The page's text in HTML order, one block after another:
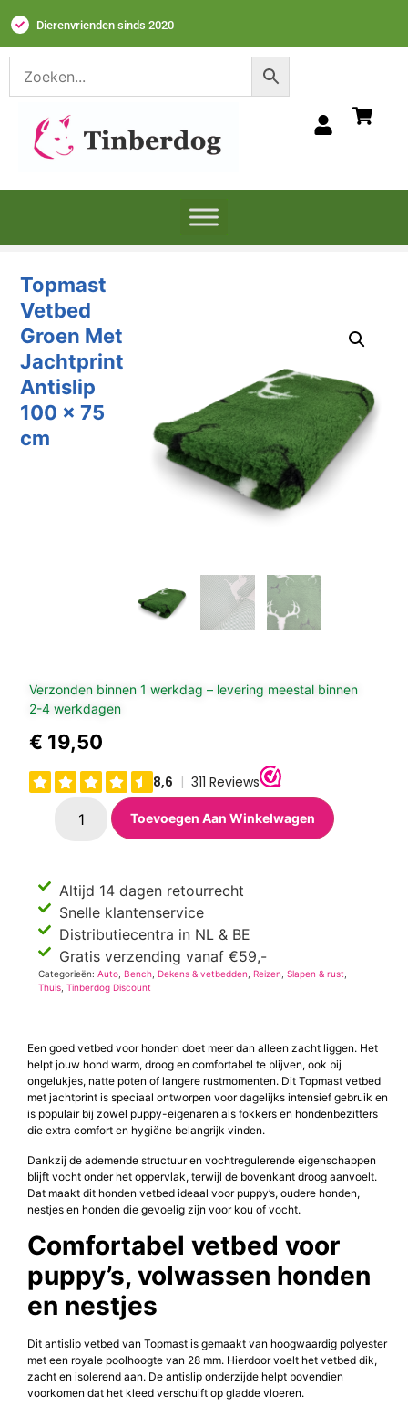
Dierenvrienden sinds 2020
Topmast
Vetbed
Groen Met
Jachtprint
Antislip
100 x 75
cm
Verzonden binnen 1 werkdag – levering meestal binnen
2-4 werkdagen
€ 19,50
Toevoegen Aan Winkelwagen
Altijd 14 dagen retourrecht
Snelle klantenservice
Distributiecentra in NL & BE
Gratis verzending vanaf €59,-
Categorieën:Auto, Bench, Dekens & vetbedden, Reizen,Slapen & rust,
Thuis,Tinberdog Discount
Een goed vetbed voor honden doet meer dan alleen zacht liggen. Het
helpt jouw hond warm, droog en comfortabel te blijven, ook bij
ongelukjes, natte poten of langere rustmomenten. Dit Topmast vetbed
met jachtprint is speciaal ontworpen voor dagelijks intensief gebruik en
is populair bij zowel puppy-eigenaren als fokkers en hondenbezitters
die extra comfort en hygiëne belangrijk vinden.
Dankzij de ademende structuur en vochtregulerende eigenschappen
blijft vocht onder het oppervlak, terwijl de bovenkant droog aanvoelt.
Dat maakt dit honden vetbed ideaal voor puppy’s, oudere honden,
nestjes en honden die gevoelig zijn voor kou of vocht.
Comfortabel vetbed voor
puppy’s, volwassen honden
en nestjes
Dit antislip vetbed van Topmast is gemaakt van hoogwaardig polyester
met een royale poolhoogte van 28 mm. Hierdoor voelt het vetbed dik,
zacht en isolerend aan. De antislip onderzijde helpt bovendien
voorkomen dat het kleed verschuift op gladde vloeren.